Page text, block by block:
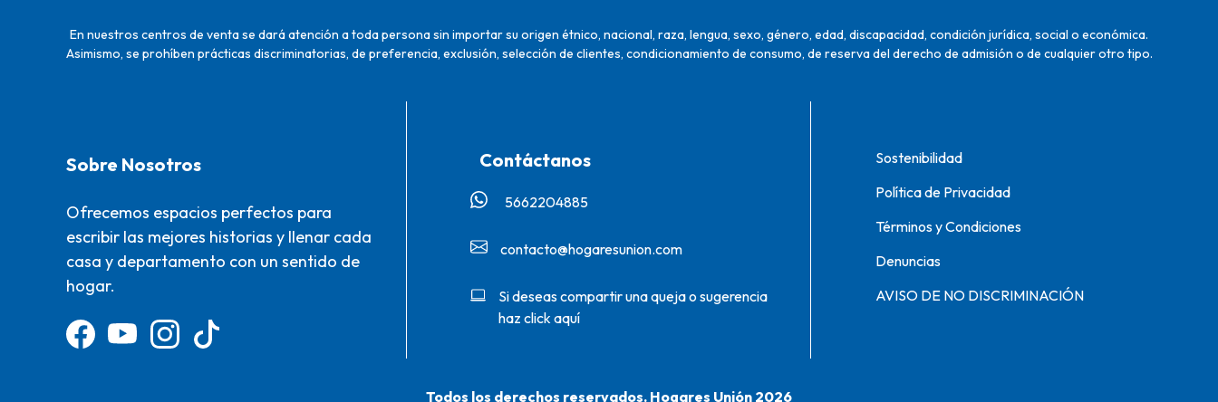
En nuestros centros de venta se dará atención a toda persona sin importar su origen étnico, nacional, raza, lengua, sexo, género, edad, discapacidad, condición jurídica, social o económica.
Asimismo, se prohíben prácticas discriminatorias, de preferencia, exclusión, selección de clientes, condicionamiento de consumo, de reserva del derecho de admisión o de cualquier otro tipo.
Sobre Nosotros
Ofrecemos espacios perfectos para
escribir las mejores historias y llenar cada
casa y departamento con un sentido de
hogar.
Contáctanos
5662204885‬
contacto@hogaresunion.com
Si deseas compartir una queja o sugerencia
haz click aquí
Sostenibilidad
Política de Privacidad
Términos y Condiciones
Denuncias
AVISO DE NO DISCRIMINACIÓN
Todos los derechos reservados. Hogares Unión 2026